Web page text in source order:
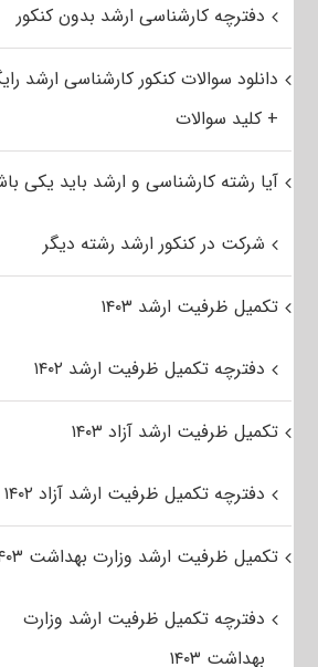
دفترچه کارشناسی ارشد بدون کنکور
دانلود سوالات کنکور کارشناسی ارشد
+ کلید سوالات
آیا رشته کارشناسی و ارشد باید یکی
شرکت در کنکور ارشد رشته دیگر
تکمیل ظرفیت ارشد ۱۴۰۳
دفترچه تکمیل ظرفیت ارشد ۱۴۰۲
تکمیل ظرفیت ارشد آزاد ۱۴۰۳
دفترچه تکمیل ظرفیت ارشد آزاد ۱۴۰۲
تکمیل ظرفیت ارشد وزارت بهداشت ۱۴۰۳
دفترچه تکمیل ظرفیت ارشد وزارت
بهداشت ۱۴۰۳